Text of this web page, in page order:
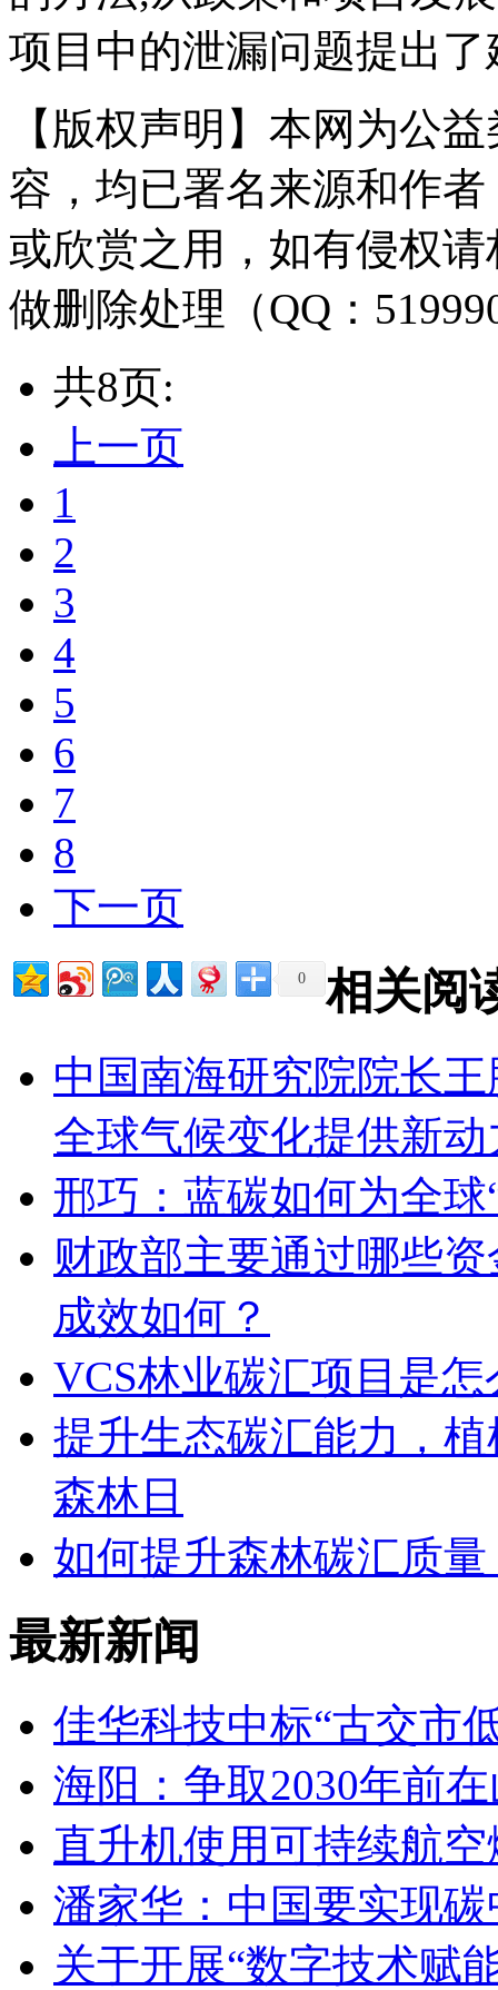
项目中的泄漏问题提出了
【版权声明】本网为公
容，均已署名来源和作
或欣赏之用，如有侵权
做删除处理（QQ：
共8页:
上一页
1
2
3
4
5
6
7
8
下一页
0 相关阅
中国南海研究院院长
全球气候变化提供新动
邢巧：蓝碳如何为全
财政部主要通过哪些
成效如何？
VCS林业碳汇项目是
提升生态碳汇能力，
森林日
如何提升森林碳汇质
最新新闻
佳华科技中标“古交市
海阳：争取2030年前
直升机使用可持续航
潘家华：中国要实现
关于开展“数字技术赋